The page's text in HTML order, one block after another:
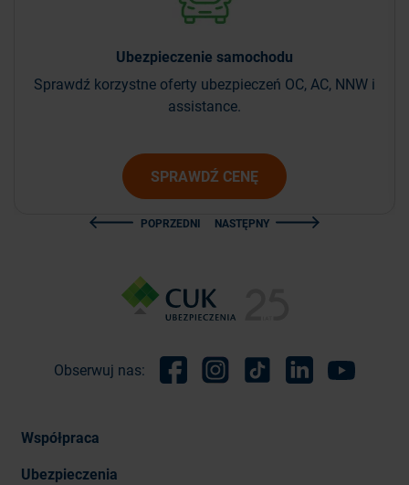
Ubezpieczenie samochodu
Sprawdź korzystne oferty ubezpieczeń OC, AC, NNW i
assistance.
SPRAWDŹ CENĘ
POPRZEDNI NASTĘPNY
Obserwuj nas:
Współpraca
Ubezpieczenia